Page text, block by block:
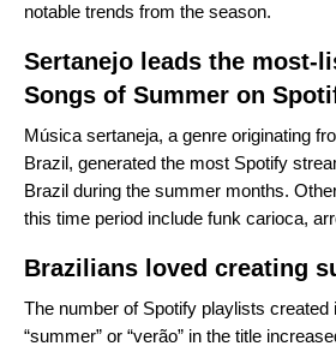
notable trends from the season.
Sertanejo leads the most-
Songs of Summer on
Música sertaneja, a genre originating
Brazil, generated the most Spotify
Brazil during the summer months.
this time period include funk carioca,
Brazilians loved creating
The number of Spotify playlists created
“summer” or “verão” in the title